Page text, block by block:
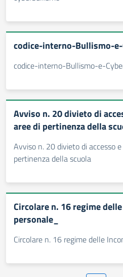
codice-interno-Bullismo-
codice-interno-Bullismo-e-
Avviso n. 20 divieto di
aree di pertinenza della
Avviso n. 20 divieto di accesso
pertinenza della scuola
Circolare n. 16 regime
personale_
Circolare n. 16 regime delle